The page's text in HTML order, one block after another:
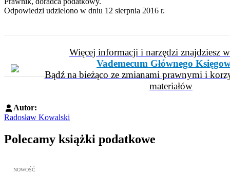
Odpowiedzi udzielono w dniu 12 sierpnia 2016 r.
Więcej informacji i narzędzi znajdziesz
Vademecum Głównego
Bądź na bieżąco ze zmianami prawnymi i
materiałów
Autor:
Radosław Kowalski
Polecamy książki podatkowe
Przejdź do: JPK_VAT krok po kroku ebook, Patrycja Kubiesa -
NOWOŚĆ